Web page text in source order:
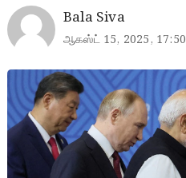
Bala Siva
ஆகஸ்ட் 15, 2025, 17:50